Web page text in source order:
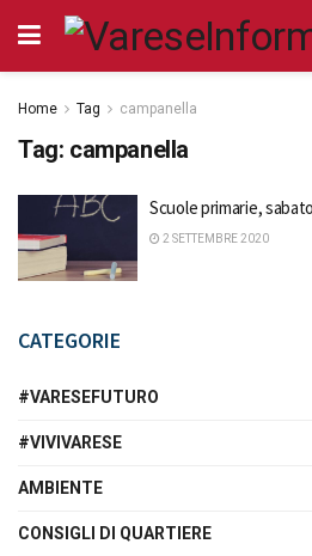
Home Tag campanella
Tag: campanella
Scuole primarie,
2 SETTEMBRE 2020
CATEGORIE
#VARESEFUTURO
#VIVIVARESE
AMBIENTE
CONSIGLI DI QUARTIERE